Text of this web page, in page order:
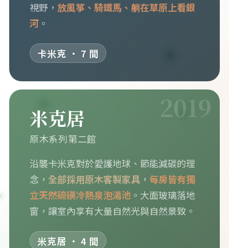
視野， 放風箏、騎鐵馬、躺在草原上看銀
河。
卡米克 · 7 間
2019
米克居
原木系列第二館
沿襲卡米克對於愛護地球、節能減碳的理
念， 全部採用原木客製家具， 每房皆有獨
立天然硫磺冷熱泉泡湯池。大面玻璃落地
窗，讓室內享有大量自然光與自然景致。
米克居 · 4 間